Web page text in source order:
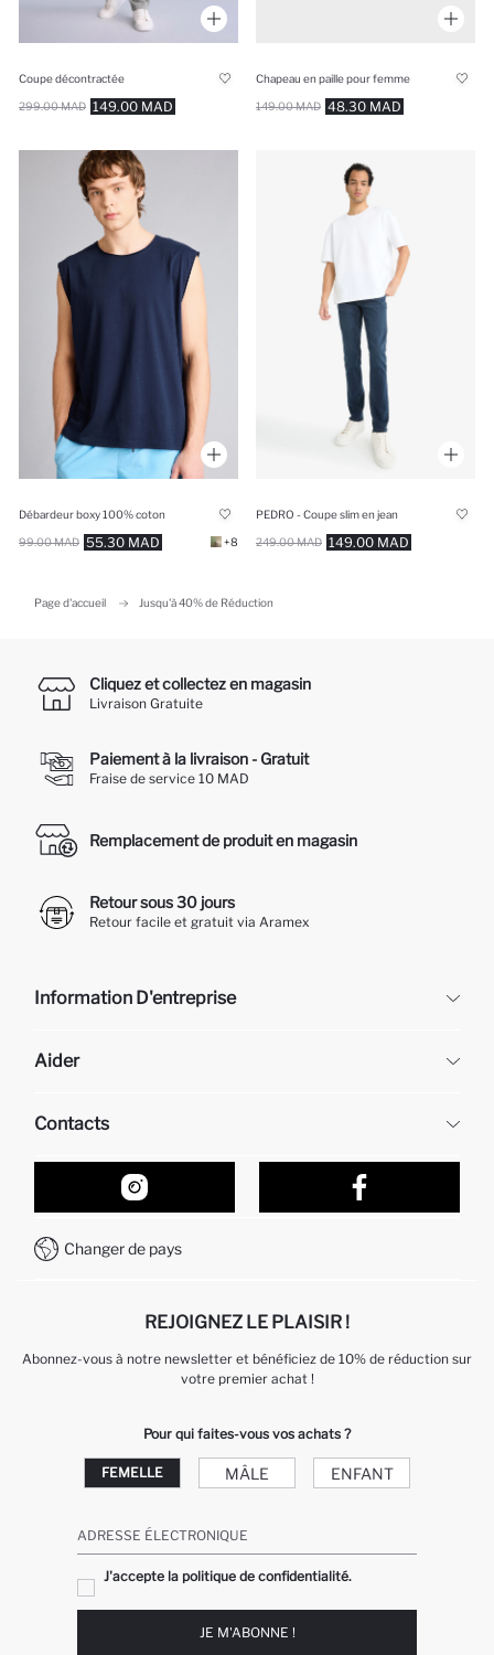
Coupe décontractée
149.00 MAD
299.00 MAD
Chapeau en paille pour femme
48.30 MAD
149.00 MAD
Débardeur boxy 100% coton
55.30 MAD
99.00 MAD +8
PEDRO - Coupe slim en jean
149.00 MAD
249.00 MAD
Page d'accueil Jusqu'à 40% de Réduction
Cliquez et collectez en magasin
Livraison Gratuite
Paiement à la livraison - Gratuit
Fraise de service 10 MAD
Remplacement de produit en magasin
Retour sous 30 jours
Retour facile et gratuit via Aramex
Information D'entreprise
À propos de nous
Aider
Retour et changement
Suivi de la Commande
Comment acheter sur DeFacto ?
Comment payer sur DeFacto?
Contacts
Nos Magasins
Formulaire de contact
Service Client +212 525 076 633
Changer de pays
REJOIGNEZ LE PLAISIR !
Abonnez-vous à notre newsletter et bénéficiez de 10% de réduction sur
votre premier achat !
Pour qui faites-vous vos achats ?
FEMELLE MÂLE ENFANT
ADRESSE ÉLECTRONIQUE
J'accepte la politique de confidentialité.
JE M'ABONNE !